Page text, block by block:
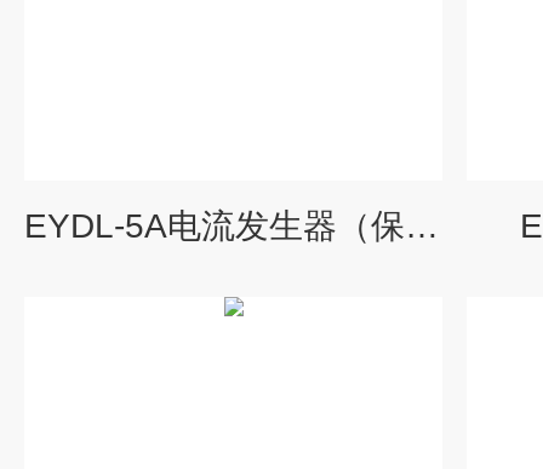
EYDL-5A电流发生器（保护用）